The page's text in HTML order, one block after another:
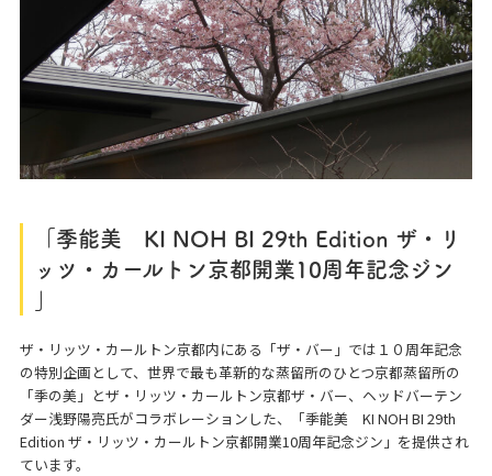
「季能美 KI NOH BI 29th Edition ザ・リ
ッツ・カールトン京都開業10周年記念ジン
ザ・リッツ・カールトン京都内にある「ザ・バー」では１０周年記念
の特別企画として、世界で最も革新的な蒸留所のひとつ京都蒸留所の
「季の美」とザ・リッツ・カールトン京都ザ・バー、ヘッドバーテン
ダー浅野陽亮氏がコラボレーションした、「季能美 KI NOH BI 29th
Edition ザ・リッツ・カールトン京都開業10周年記念ジン」を提供され
ています。